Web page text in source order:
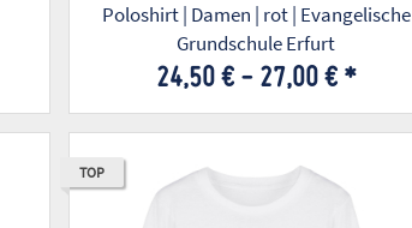
Poloshirt | Damen | rot | Evangelische
Grundschule Erfurt
24,50 € - 27,00 € *
TOP